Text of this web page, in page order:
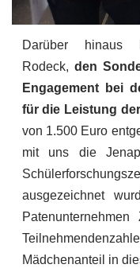
Darüber hinaus
Rodeck, den
Engagement bei
für die Leistung
von 1.500 Euro
mit uns die
ausgezeichnet
Mädchenanteil in